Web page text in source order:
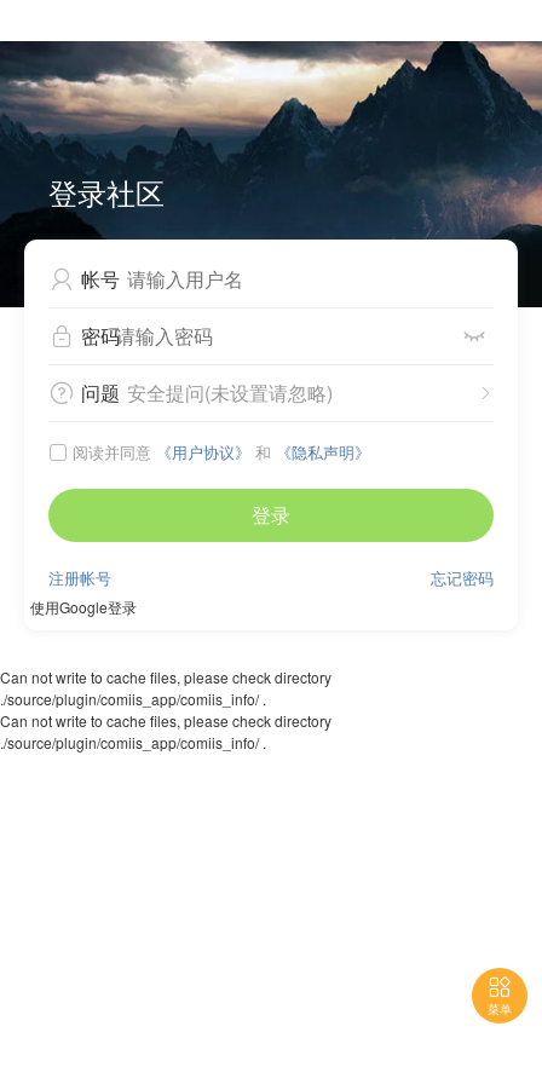
Can not write to cache files, please check directory
./source/plugin/comiis_app/comiis_info/ .
登录社区
 帐号
 密码 
 问题 
安全提问(未设置请忽略)
 阅读并同意 《用户协议》 和 《隐私声明》
登录
忘记密码
注册帐号
使用Google登录
Can not write to cache files, please check directory
./source/plugin/comiis_app/comiis_info/ .

菜单
Can not write to cache files, please check directory
./source/plugin/comiis_app/comiis_info/ .